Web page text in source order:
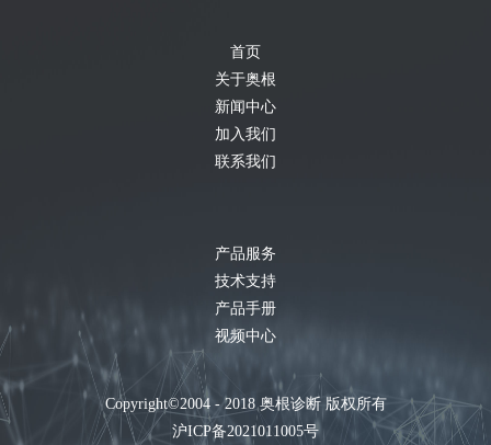
首页
关于奥根
新闻中心
加入我们
联系我们
产品服务
技术支持
产品手册
视频中心
Copyright©2004 - 2018奥根诊断版权所有
沪ICP备2021011005号